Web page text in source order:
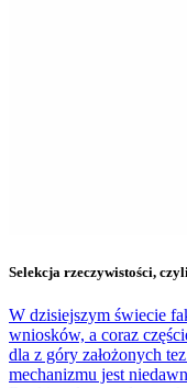
Selekcja rzeczywistości,
W dzisiejszym świecie
wniosków, a coraz
dla z góry założonych
mechanizmu jest